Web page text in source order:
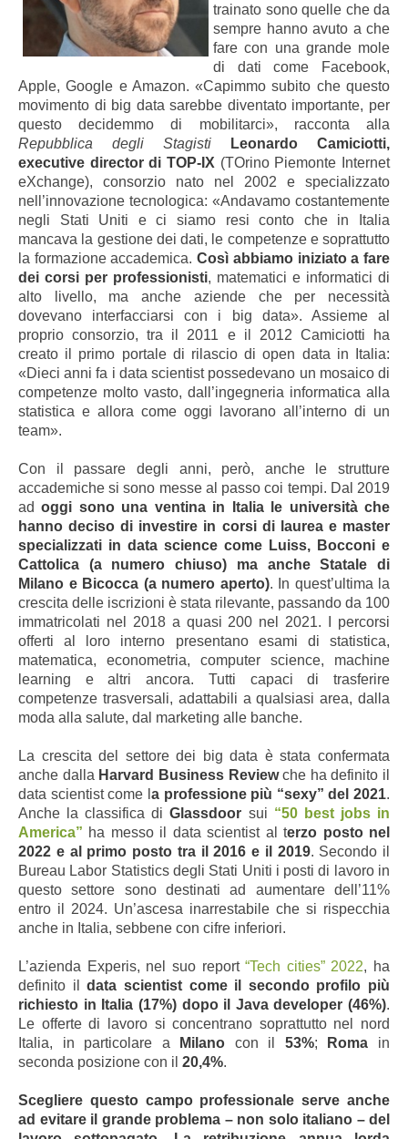
trainato sono quelle che da
sempre hanno avuto a che
fare con una grande mole
di dati come Facebook,
Apple, Google e Amazon. «Capimmo subito che questo
movimento di big data sarebbe diventato importante, per
questo decidemmo di mobilitarci», racconta alla
Repubblica degli Stagisti
Leonardo Camiciotti,
executive director di TOP-IX (TOrino Piemonte Internet
eXchange), consorzio nato nel 2002 e specializzato
nell’innovazione tecnologica: «Andavamo costantemente
negli Stati Uniti e ci siamo resi conto che in Italia
mancava la gestione dei dati, le competenze e soprattutto
la formazione accademica.Così abbiamo iniziato a fare
dei corsi per professionisti, matematici e informatici di
alto livello, ma anche aziende che per necessità
dovevano interfacciarsi con i big data». Assieme al
proprio consorzio, tra il 2011 e il 2012 Camiciotti ha
creato il primo portale di rilascio di open data in Italia:
«Dieci anni fa i data scientist possedevano un mosaico di
competenze molto vasto, dall’ingegneria informatica alla
statistica e allora come oggi lavorano all’interno di un
team».
Con il passare degli anni, però, anche le strutture
accademiche si sono messe al passo coi tempi. Dal 2019
adoggi sono una ventina in Italia le università che
hanno deciso di investire in corsi di laurea e master
specializzati in data science come Luiss, Bocconi e
Cattolica (a numero chiuso) ma anche Statale di
Milano e Bicocca (a numero aperto). In quest’ultima la
crescita delle iscrizioni è stata rilevante, passando da 100
immatricolati nel 2018 a quasi 200 nel 2021. I percorsi
offerti al loro interno presentano esami di statistica,
matematica, econometria, computer science, machine
learning e altri ancora. Tutti capaci di trasferire
competenze trasversali, adattabili a qualsiasi area, dalla
moda alla salute, dal marketing alle banche.
La crescita del settore dei big data è stata confermata
anche dalla Harvard Business Reviewche ha definito il
data scientist come l a professione più “sexy” del 2021.
Anche la classifica diGlassdoor sui “50 best jobs in
America” ha messo il data scientist al terzo posto nel
2022 e al primo posto tra il 2016 e il 2019. Secondo il
Bureau Labor Statistics degli Stati Uniti i posti di lavoro in
questo settore sono destinati ad aumentare dell’11%
entro il 2024. Un’ascesa inarrestabile che si rispecchia
anche in Italia, sebbene con cifre inferiori.
L’azienda Experis, nel suo report“Tech cities” 2022, ha
definito ildata scientist come il secondo profilo più
richiesto in Italia (17%) dopo il Java developer (46%).
Le offerte di lavoro si concentrano soprattutto nel nord
Italia, in particolare a
Milano con il 53%; Roma in
seconda posizione con il 20,4%.
Scegliere questo campo professionale serve anche
ad evitare il grande problema – non solo italiano – del